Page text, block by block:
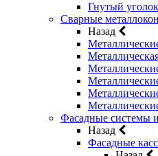
Гнутый уголок
Сварные
Назад
Фасадные системы
Назад
Фасадные